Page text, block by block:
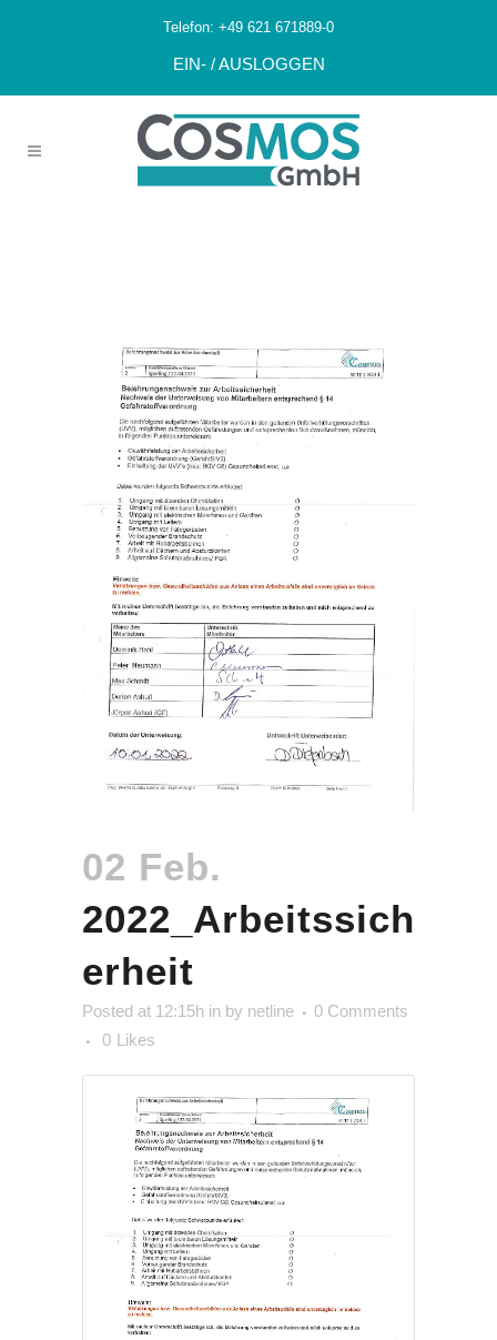
Telefon: +49 621 671889-0
EIN- / AUSLOGGEN
02 Feb.
2022_Arbeitssich
erheit
Posted at 12:15h in by netline
0 Comments
0 Likes